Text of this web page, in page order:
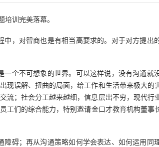
培训完美落幕。
，对智商也是有相当高要求的。对于对方提出
个不可想象的世界。可以这样说，没有沟通就
现误解、扭曲的局面，给工作和生活带来极大的
流；社会分工越来越细，信息层出不穷，现代行
员工们 的综合能力，特别邀请金口才教育机构董事
碍；再从沟通策略如何学会表达、如何运用同